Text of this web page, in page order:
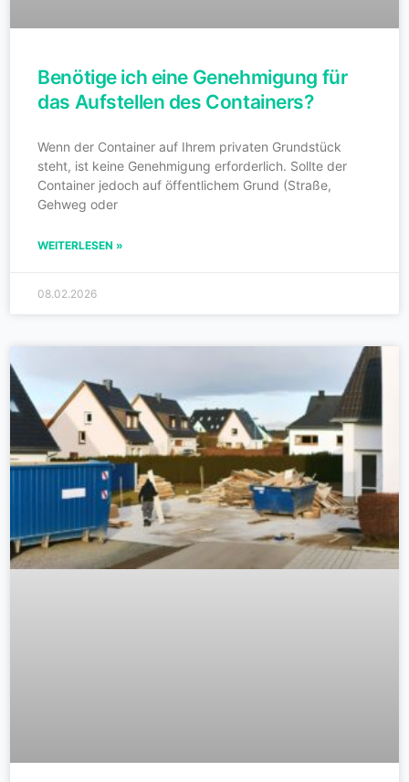
Benötige ich eine Genehmigung für
das Aufstellen des Containers?
Wenn der Container auf Ihrem privaten Grundstück
steht, ist keine Genehmigung erforderlich. Sollte der
Container jedoch auf öffentlichem Grund (Straße,
Gehweg oder
WEITERLESEN »
08.02.2026